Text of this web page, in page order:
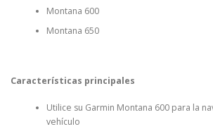
Montana 600
Montana 650
Características principales
Utilice su Garmin Montana 600 para la
vehículo